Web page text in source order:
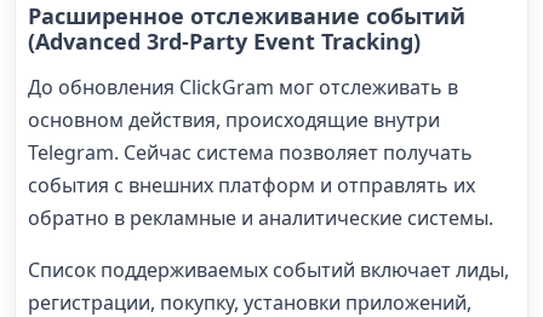
Расширенное отслеживание событий
(Advanced 3rd-Party Event Tracking)
До обновления ClickGram мог отслеживать в
основном действия, происходящие внутри
Telegram. Сейчас система позволяет получать
события с внешних платформ и отправлять их
обратно в рекламные и аналитические системы.
Список поддерживаемых событий включает лиды,
регистрации, покупку, установки приложений,